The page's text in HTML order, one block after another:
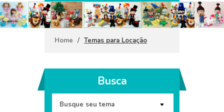
Home / Temas para Locação
Busca